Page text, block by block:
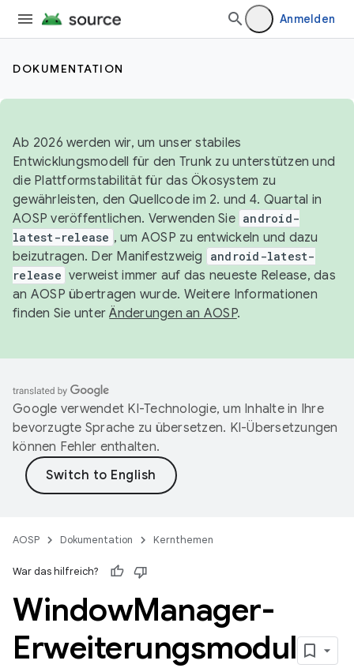
Anmelden
DOKUMENTATION
Ab 2026 werden wir, um unser stabiles
Entwicklungsmodell für den Trunk zu unterstützen und
die Plattformstabilität für das Ökosystem zu
gewährleisten, den Quellcode im 2. und 4. Quartal in
AOSP veröffentlichen. Verwenden Sie android-
latest-release , um AOSP zu entwickeln und dazu
beizutragen. Der Manifestzweig
android-latest-
release verweist immer auf das neueste Release, das
an AOSP übertragen wurde. Weitere Informationen
finden Sie unterÄnderungen an AOSP.
Google verwendet KI-Technologie, um Inhalte in Ihre
bevorzugte Sprache zu übersetzen. KI-Übersetzungen
können Fehler enthalten.
AOSP Dokumentation Kernthemen
War das hilfreich?
WindowManager-
Erweiterungsmodul